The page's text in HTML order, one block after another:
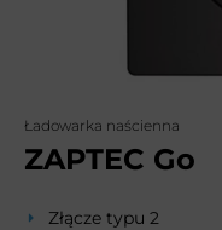
Ładowarka naścienna
ZAPTEC Go
Złącze typu 2